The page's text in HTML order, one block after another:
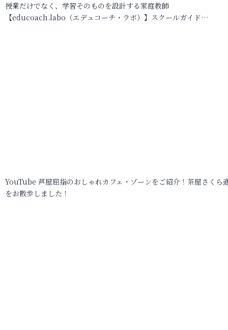
授業だけでなく、学習そのものを設計する家庭教師
【educoach.labo（エデュコーチ・ラボ）】スクールガイド…
YouTube 芦屋屈指のおしゃれカフェ・ゾーンをご紹介！茶屋さくら
をお散歩しました！